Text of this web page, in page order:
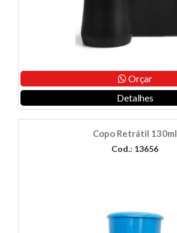
Orçar
Detalhes
Copo Retrátil 130ml
Cod.: 13656